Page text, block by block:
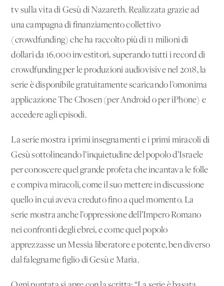
tv sulla vita di Gesù di Nazareth. Realizzata grazie ad
una campagna di finanziamento collettivo
(crowdfunding) che ha raccolto più di 11 milioni di
dollari da 16.000 investitori, superando tutti i record di
crowdfunding per le produzioni audiovisive nel 2018, la
serie è disponibile gratuitamente scaricando l’omonima
applicazione The Chosen (per Android o per iPhone) e
accedere agli episodi.
La serie mostra i primi insegnamenti e i primi miracoli di
Gesù sottolineando l’inquietudine del popolo d’Israele
per conoscere quel grande profeta che incantava le folle
e compiva miracoli, come il suo mettere in discussione
quello in cui aveva creduto fino a quel momento. La
serie mostra anche l’oppressione dell’Impero Romano
nei confronti degli ebrei, e come quel popolo
apprezzasse un Messia liberatore e potente, ben diverso
dal falegname figlio di Gesù e Maria.